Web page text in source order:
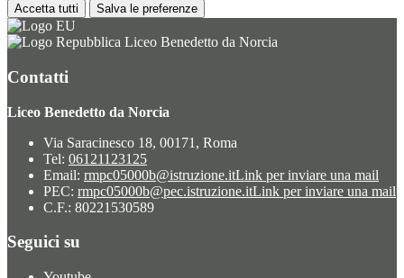
Accetta tutti Salva le preferenze
Liceo Benedetto da Norcia
Contatti
Liceo Benedetto da Norcia
Via Saracinesco 18, 00171, Roma
Tel: 06121123125
Email: rmpc05000b@istruzione.itLink per inviare una mail
PEC: rmpc05000b@pec.istruzione.itLink per inviare una mail
C.F.: 80221530589
Seguici su